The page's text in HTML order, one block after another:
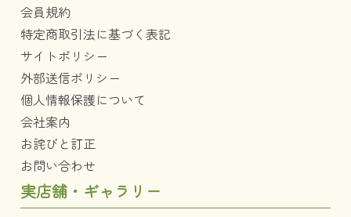
会員規約
特定商取引法に基づく表記
サイトポリシー
外部送信ポリシー
個人情報保護について
会社案内
お詫びと訂正
お問い合わせ
実店舗・ギャラリー